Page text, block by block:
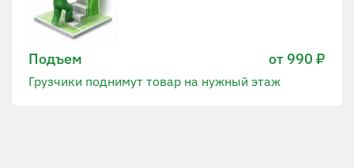
Подъем от 990 ₽
Грузчики поднимут товар на нужный этаж